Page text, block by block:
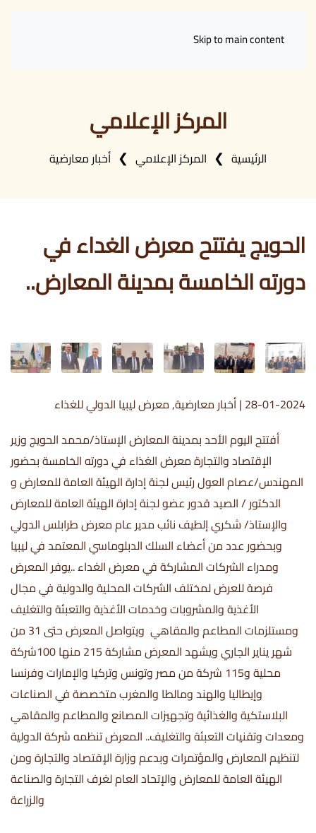
Skip to main content
المركز الإعلامي
الرئيسية المركز الإعلامي أخبار معارضية
الحويج يفتتح معرض الغداء في
دورته الخامسة بمدينة المعارض..
28-01-2024
|أخبار معارضية,معرض ليبيا الدولي للغذاء
أفتتح اليوم الأحد بمدينة المعارض الإستاذ/محمد الحويج وزير
الإقتصاد والتجارة معرض الغذاء في دورته الخامسة بحضور
المهندس/عصام العول رئيس لجنة إدارة الهيئة العامة للمعارض و
الدكتور / الصيد قدور عضو لجنة إدارة الهيئة العامة للمعارض
والإستاذ/ شكري إلطيف نائب مدير عام معرض طرابلس الدولي
وبحضور عدد من أعضاء السلك الدبلوماسي المعتمد في ليبيا
ومدراء الشركات المشاركة في معرض الغداء ..يوفر المعرض
فرصة للعرض لمختلف الشركات المحلية والدولية في مجال
الأغذية والمشروبات وخدمات الأغذية والتعبئة والتغليف
ومستلزمات المطاعم والمقاهي ويتواصل المعرض حتى 31 من
شهر يناير الجاري ويشهد المعرض مشاركة 215 منها 100شركة
محلية و115 شركة من مصر وتونس وتركيا والإمارات وفرنسا
وإيطاليا والهند ومالطا والمغرب متخصصة في الصناعات
البلاستكية والغذائية وتجهيزات المصانع والمطاعم والمقاهي
ومعدات وتقنيات التعبئة والتغليف.. المعرض تنظمه شركة الدولية
لتنظيم المعارض والمؤتمرات وبدعم وزارة الإقتصاد والتجارة ومن
الهيئة العامة للمعارض والإتحاد العام لغرف التجارة والصناعة
والزراعة